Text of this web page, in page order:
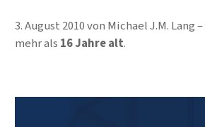
3. August 2010von Michael J.M. Lang
mehr als 16 Jahre alt.